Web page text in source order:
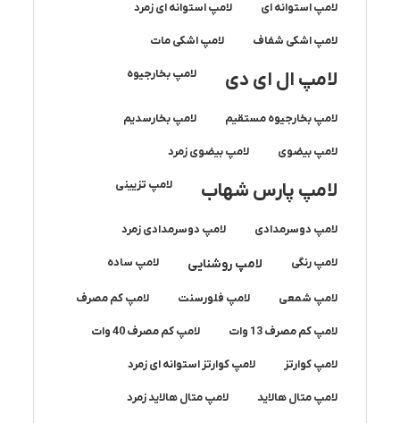
لامپ استوانه ای لامپ استوانه ای زمرد
لامپ اشکی شفاف لامپ اشکی مات
لامپ ال ای دی لامپ بخارجیوه
لامپ بخارجیوه مستقیم لامپ بخارسدیم
لامپ بیضوی لامپ بیضوی زمرد
لامپ پارس شهاب لامپ تزیینی
لامپ دوسرمدادی لامپ دوسرمدادی زمرد
لامپ رنگی لامپ روشنایی لامپ ساده
لامپ شمعی لامپ فلورسنت لامپ کم مصرف
لامپ کم مصرف 13 وات لامپ کم مصرف 40 وات
لامپ کوارتز لامپ کوارتز استوانه ای زمرد
لامپ متال هالاید لامپ متال هالاید زمرد